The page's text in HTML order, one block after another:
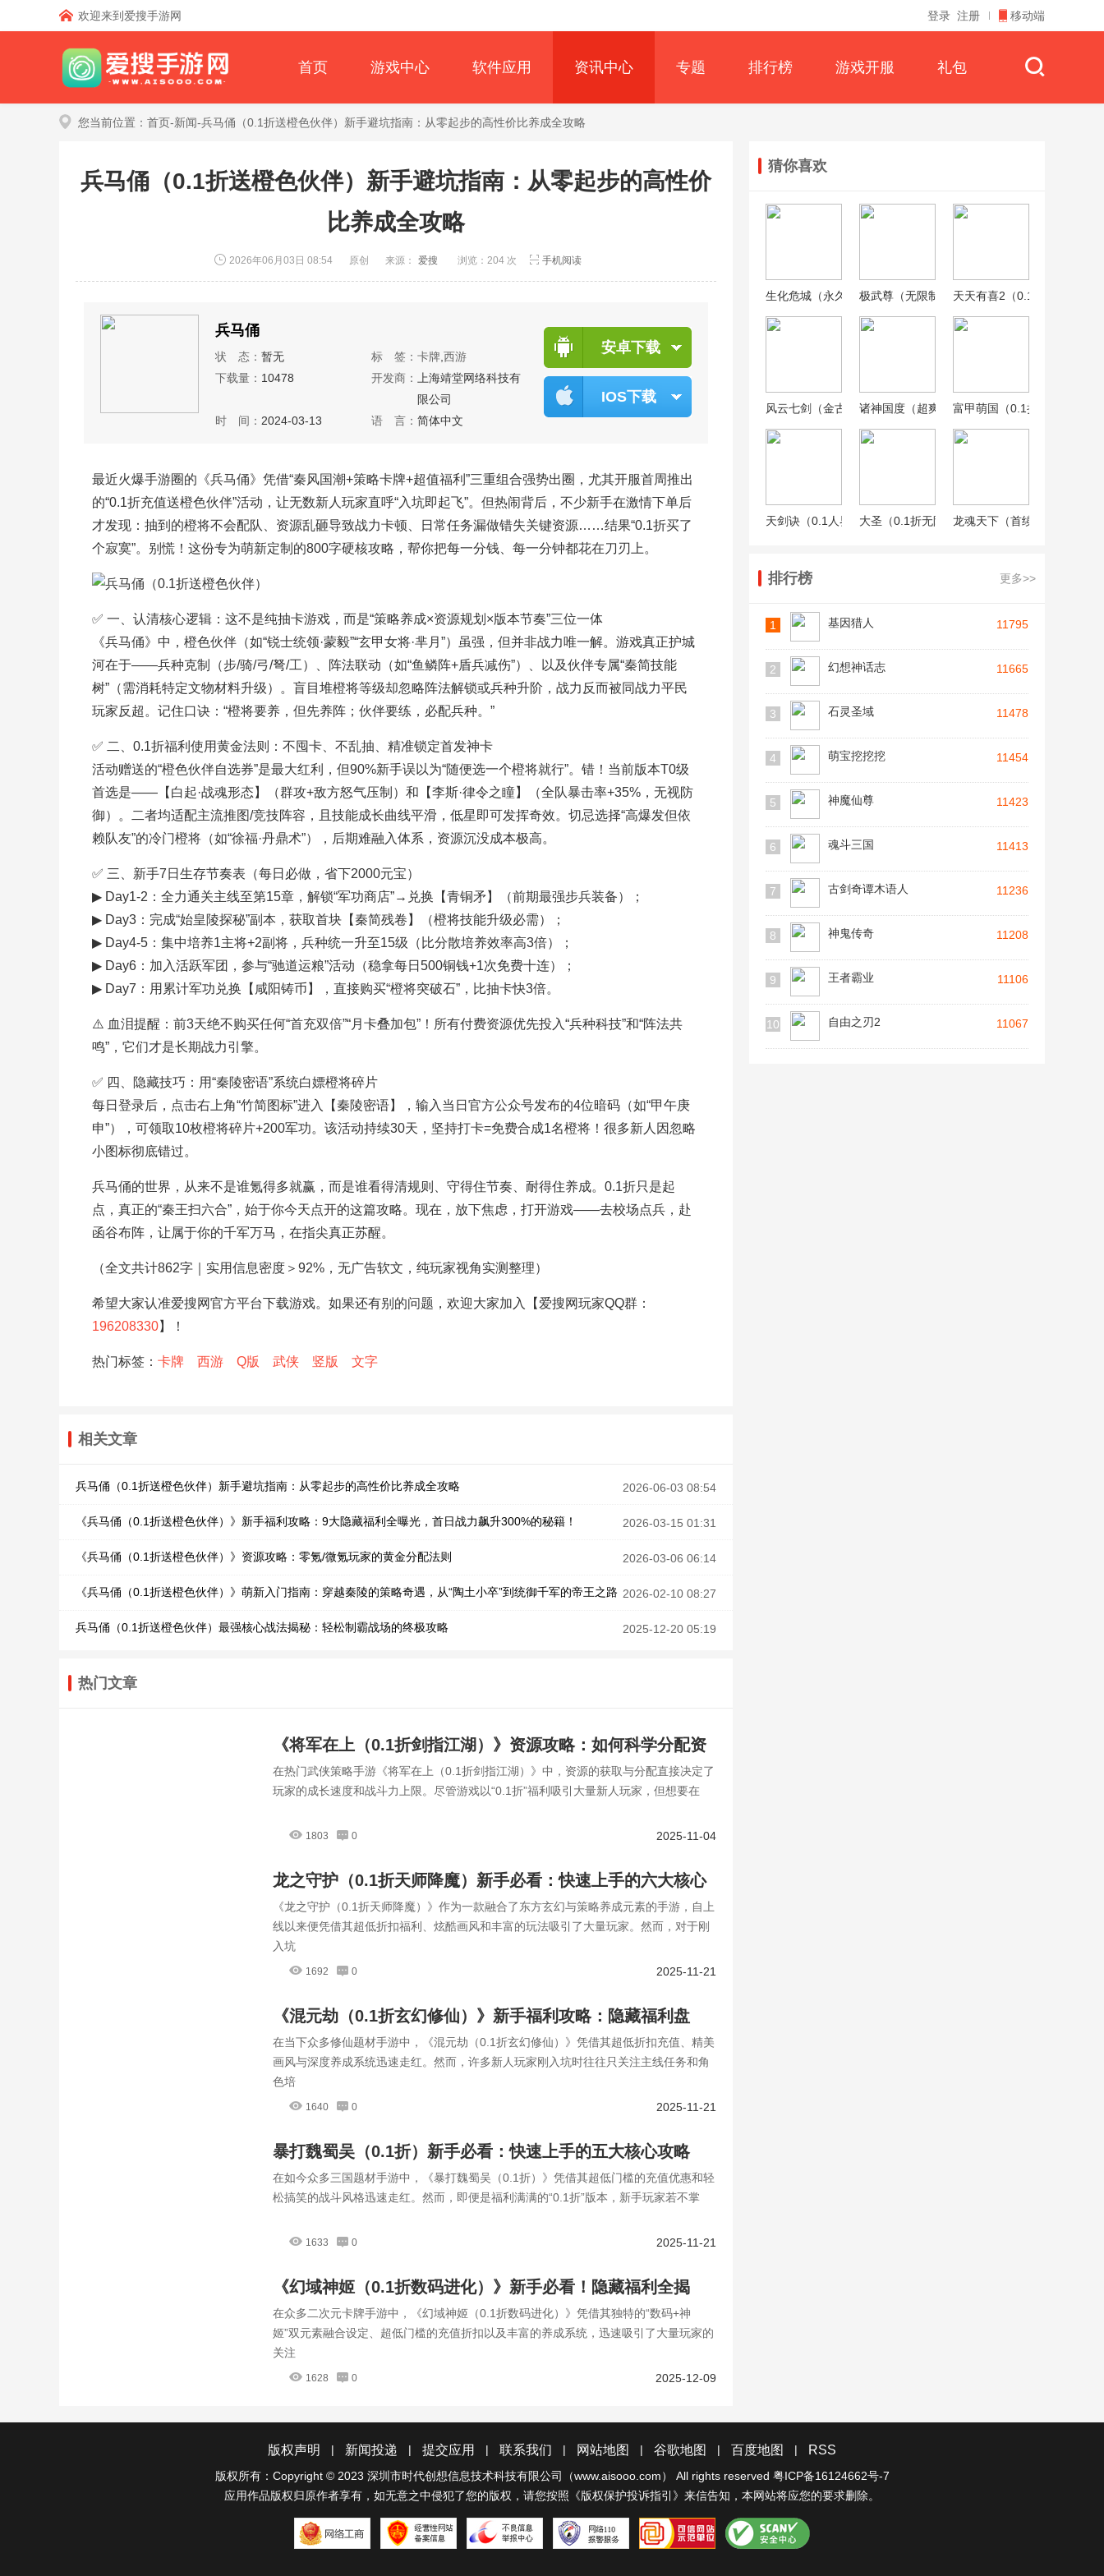
欢迎来到爱搜手游网 登录 注册 移动端
首页 游戏中心 软件应用 资讯中心 专题 排行榜 游戏开服 礼包
您当前位置： 首页-新闻-兵马俑（0.1折送橙色伙伴）新手避坑指南：从零起步的高性价比养成全攻略
兵马俑（0.1折送橙色伙伴）新手避坑指南：从零起步的高性价
比养成全攻略
2026年06月03日 08:54 原创 来源： 爱搜 浏览：204 次 手机阅读
兵马俑
状 态： 暂无 标 签： 卡牌 西游
下载量： 10478 开发商：
上海靖堂网络科技有
限公司
时 间： 2024-03-13 语 言： 简体中文
安卓下载
IOS下载
最近火爆手游圈的《兵马俑》凭借“秦风国潮+策略卡牌+超值福利”三重组合强势出圈，尤其开服首周推出
的“0.1折充值送橙色伙伴”活动，让无数新人玩家直呼“入坑即起飞”。但热闹背后，不少新手在激情下单后
才发现：抽到的橙将不会配队、资源乱砸导致战力卡顿、日常任务漏做错失关键资源……结果“0.1折买了
个寂寞”。别慌！这份专为萌新定制的800字硬核攻略，帮你把每一分钱、每一分钟都花在刀刃上。
✅ 一、认清核心逻辑：这不是纯抽卡游戏，而是“策略养成×资源规划×版本节奏”三位一体
《兵马俑》中，橙色伙伴（如“锐士统领·蒙毅”“玄甲女将·芈月”）虽强，但并非战力唯一解。游戏真正护城
河在于——兵种克制（步/骑/弓/弩/工）、阵法联动（如“鱼鳞阵+盾兵减伤”）、以及伙伴专属“秦简技能
树”（需消耗特定文物材料升级）。盲目堆橙将等级却忽略阵法解锁或兵种升阶，战力反而被同战力平民
玩家反超。记住口诀：“橙将要养，但先养阵；伙伴要练，必配兵种。”
✅ 二、0.1折福利使用黄金法则：不囤卡、不乱抽、精准锁定首发神卡
活动赠送的“橙色伙伴自选券”是最大红利，但90%新手误以为“随便选一个橙将就行”。错！当前版本T0级
首选是——【白起·战魂形态】（群攻+敌方怒气压制）和【李斯·律令之瞳】（全队暴击率+35%，无视防
御）。二者均适配主流推图/竞技阵容，且技能成长曲线平滑，低星即可发挥奇效。切忌选择“高爆发但依
赖队友”的冷门橙将（如“徐福·丹鼎术”），后期难融入体系，资源沉没成本极高。
✅ 三、新手7日生存节奏表（每日必做，省下2000元宝）
▶ Day1-2：全力通关主线至第15章，解锁“军功商店”→兑换【青铜矛】（前期最强步兵装备）；
▶ Day3：完成“始皇陵探秘”副本，获取首块【秦简残卷】（橙将技能升级必需）；
▶ Day4-5：集中培养1主将+2副将，兵种统一升至15级（比分散培养效率高3倍）；
▶ Day6：加入活跃军团，参与“驰道运粮”活动（稳拿每日500铜钱+1次免费十连）；
▶ Day7：用累计军功兑换【咸阳铸币】，直接购买“橙将突破石”，比抽卡快3倍。
⚠️ 血泪提醒：前3天绝不购买任何“首充双倍”“月卡叠加包”！所有付费资源优先投入“兵种科技”和“阵法共
鸣”，它们才是长期战力引擎。
✅ 四、隐藏技巧：用“秦陵密语”系统白嫖橙将碎片
每日登录后，点击右上角“竹简图标”进入【秦陵密语】，输入当日官方公众号发布的4位暗码（如“甲午庚
申”），可领取10枚橙将碎片+200军功。该活动持续30天，坚持打卡=免费合成1名橙将！很多新人因忽略
小图标彻底错过。
兵马俑的世界，从来不是谁氪得多就赢，而是谁看得清规则、守得住节奏、耐得住养成。0.1折只是起
点，真正的“秦王扫六合”，始于你今天点开的这篇攻略。现在，放下焦虑，打开游戏——去校场点兵，赴
函谷布阵，让属于你的千军万马，在指尖真正苏醒。
（全文共计862字｜实用信息密度＞92%，无广告软文，纯玩家视角实测整理）
希望大家认准爱搜网官方平台下载游戏。如果还有别的问题，欢迎大家加入【爱搜网玩家QQ群：
196208330】！
热门标签： 卡牌 西游 Q版 武侠 竖版 文字
相关文章
2026-06-03 08:54
兵马俑（0.1折送橙色伙伴）新手避坑指南：从零起步的高性价比养成全攻略
2026-03-15 01:31
《兵马俑（0.1折送橙色伙伴）》新手福利攻略：9大隐藏福利全曝光，首日战力飙升300%的秘籍！
2026-03-06 06:14
《兵马俑（0.1折送橙色伙伴）》资源攻略：零氪/微氪玩家的黄金分配法则
2026-02-10 08:27
《兵马俑（0.1折送橙色伙伴）》萌新入门指南：穿越秦陵的策略奇遇，从“陶土小卒”到统御千军的帝王之路
2025-12-20 05:19
兵马俑（0.1折送橙色伙伴）最强核心战法揭秘：轻松制霸战场的终极攻略
热门文章
《将军在上（0.1折剑指江湖）》资源攻略：如何科学分配资
源，打造最强战力？
在热门武侠策略手游《将军在上（0.1折剑指江湖）》中，资源的获取与分配直接决定了
玩家的成长速度和战斗力上限。尽管游戏以“0.1折”福利吸引大量新人玩家，但想要在
1803 0 2025-11-04
龙之守护（0.1折天师降魔）新手必看：快速上手的六大核心
攻略
《龙之守护（0.1折天师降魔）》作为一款融合了东方玄幻与策略养成元素的手游，自上
线以来便凭借其超低折扣福利、炫酷画风和丰富的玩法吸引了大量玩家。然而，对于刚
入坑
1692 0 2025-11-21
《混元劫（0.1折玄幻修仙）》新手福利攻略：隐藏福利盘
点，不看血亏！
在当下众多修仙题材手游中，《混元劫（0.1折玄幻修仙）》凭借其超低折扣充值、精美
画风与深度养成系统迅速走红。然而，许多新人玩家刚入坑时往往只关注主线任务和角
色培
1640 0 2025-11-21
暴打魏蜀吴（0.1折）新手必看：快速上手的五大核心攻略
在如今众多三国题材手游中，《暴打魏蜀吴（0.1折）》凭借其超低门槛的充值优惠和轻
松搞笑的战斗风格迅速走红。然而，即便是福利满满的“0.1折”版本，新手玩家若不掌
1633 0 2025-11-21
《幻域神姬（0.1折数码进化）》新手必看！隐藏福利全揭
秘，轻松起飞不是梦
在众多二次元卡牌手游中，《幻域神姬（0.1折数码进化）》凭借其独特的“数码+神
姬”双元素融合设定、超低门槛的充值折扣以及丰富的养成系统，迅速吸引了大量玩家的
关注
1628 0 2025-12-09
猜你喜欢
生化危城（永久0.1折）极武尊（无限制0.1折）天天有喜2（0.1折激爽版）
风云七剑（金古乱斗0.1折）诸神国度（超爽0.1折）富甲萌国（0.1折）
天剑诀（0.1人界修仙传）大圣（0.1折无限充）龙魂天下（首续0.1折）
排行榜 更多>>
1 基因猎人 11795
2 幻想神话志 11665
3 石灵圣域 11478
4 萌宝挖挖挖 11454
5 神魔仙尊 11423
6 魂斗三国 11413
7 古剑奇谭木语人 11236
8 神鬼传奇 11208
9 王者霸业 11106
10 自由之刃2 11067
版权声明 | 新闻投递 | 提交应用 | 联系我们 | 网站地图 | 谷歌地图 | 百度地图 | RSS
版权所有：Copyright © 2023 深圳市时代创想信息技术科技有限公司（www.aisooo.com） All rights reserved 粤ICP备16124662号-7
应用作品版权归原作者享有，如无意之中侵犯了您的版权，请您按照《版权保护投诉指引 》来信告知，本网站将应您的要求删除。